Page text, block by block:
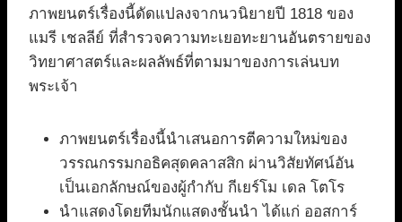
ภาพยนตร์เรื่องนี้ดัดแปลงจากนวนิยายปี 1818 ของ
แมรี เชลลีย์ ที่สำรวจความทะเยอทะยานอันตรายของ
วิทยาศาสตร์และผลลัพธ์ที่ตามมาของการเล่นบท
พระเจ้า
ภาพยนตร์เรื่องนี้นำเสนอการตีความใหม่ของ
วรรณกรรมกอธิคสุดคลาสสิก ผ่านวิสัยทัศน์อัน
เป็นเอกลักษณ์ของผู้กำกับ กีเยร์โม เดล โตโร
นำแสดงโดยทีมนักแสดงชั้นนำ ได้แก่ ออสการ์